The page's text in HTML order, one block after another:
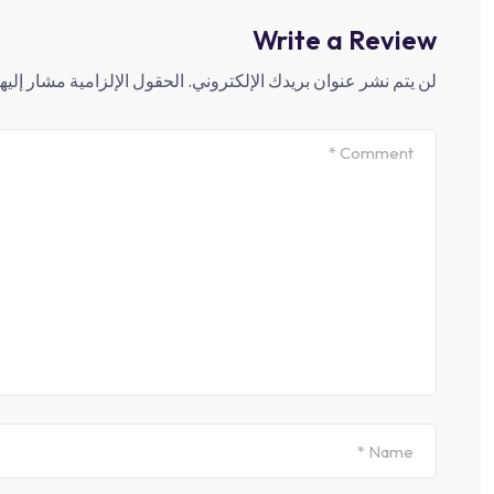
Write a Review
لن يتم نشر عنوان بريدك الإلكتروني. الحقول الإلزامية مشار